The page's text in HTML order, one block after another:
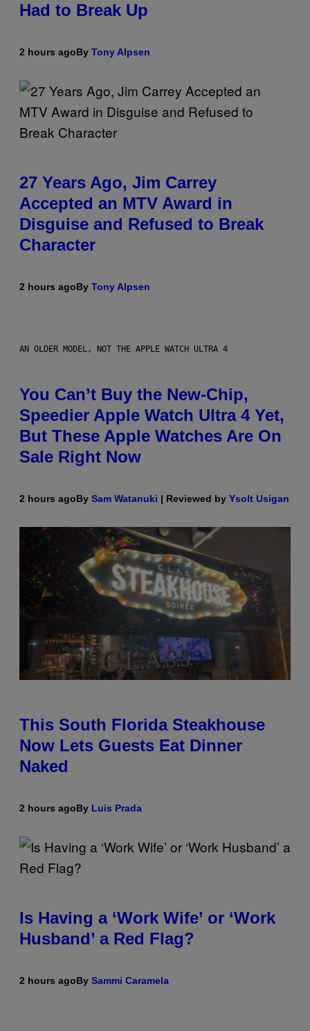
Had to Break Up
2 hours agoBy Tony Alpsen
27 Years Ago, Jim Carrey
Accepted an MTV Award in
Disguise and Refused to Break
Character
2 hours agoBy Tony Alpsen
AN OLDER MODEL, NOT THE APPLE WATCH ULTRA 4
You Can’t Buy the New-Chip,
Speedier Apple Watch Ultra 4 Yet,
But These Apple Watches Are On
Sale Right Now
2 hours agoBy Sam Watanuki | Reviewed by Ysolt Usigan
This South Florida Steakhouse
Now Lets Guests Eat Dinner
Naked
2 hours agoBy Luis Prada
Is Having a ‘Work Wife’ or ‘Work
Husband’ a Red Flag?
2 hours agoBy Sammi Caramela